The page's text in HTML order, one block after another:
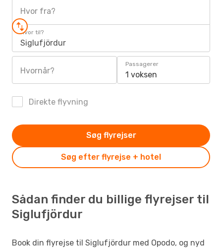
Hvor fra?
Hvor til?
Siglufjördur
Hvornår?
Passagerer
1 voksen
Direkte flyvning
Søg efter flyrejse + hotel
Søg flyrejser
Sådan finder du billige flyrejser til
Siglufjördur
Book din flyrejse til Siglufjördur med Opodo, og nyd